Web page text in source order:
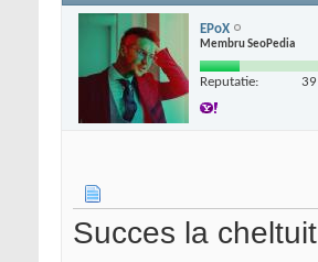
EPoX
Membru SeoPedia
Reputatie: 39
Succes la cheltuit